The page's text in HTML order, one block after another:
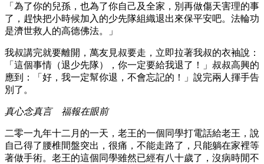
「為了你的兒孫，也為了你自己及全家，別再做傷天害理的事
了，趕快把小時候加入的少先隊組織退出來保平安吧。法輪功
是濟世救人的高德佛法。」
我叔講完就要離開，萬友見叔要走，立即拉著我叔的衣袖說：
「這個事情（退少先隊），你一定要給我退了！」叔叔高興的
應到：「好，我一定幫你退，不會忘記的！」說完兩人揮手告
別了。
真心念真言 福報在眼前
二零一九年十二月的一天，老王的一個同學打電話給老王，說
自己得了腰椎間盤突出，很痛，不能走路了，只能躺在家裡等
著做手術。老王的這個同學雖然已經有八十歲了，沒病時閒不